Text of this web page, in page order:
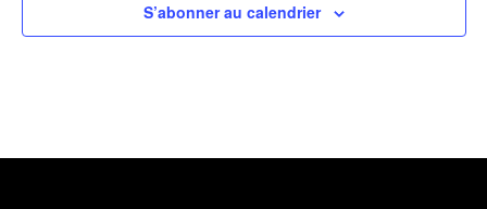
S’abonner au calendrier